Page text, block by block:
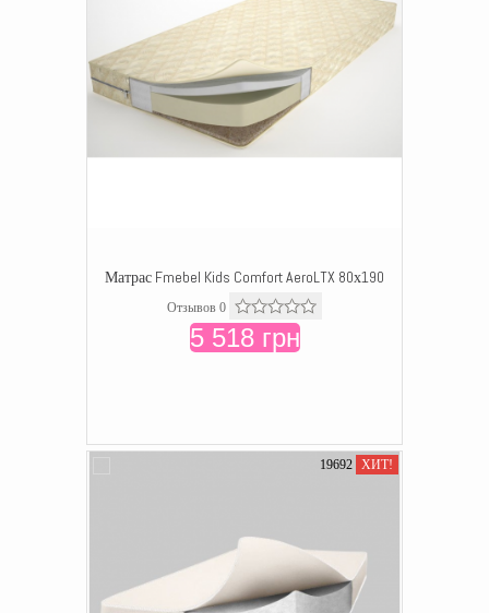
Матрас Fmebel Kids Comfort AeroLTX 80х190
Отзывов 0
5 518 грн
19692 ХИТ!